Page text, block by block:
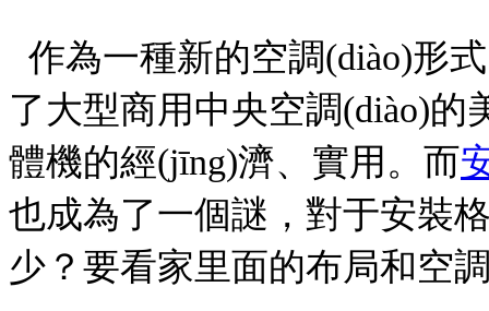
作為一種新的空調(diào)形
了大型商用中央空調(diào)的
體機的經(jīng)濟、實用。而
也成為了一個謎，對于安裝
少？要看家里面的布局和空